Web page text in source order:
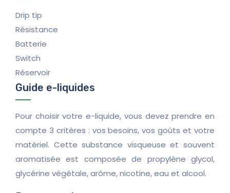
Drip tip
Résistance
Batterie
Switch
Réservoir
Guide e-liquides
Pour choisir votre e-liquide, vous devez prendre en
compte 3 critères : vos besoins, vos goûts et votre
matériel. Cette substance visqueuse et souvent
aromatisée est composée de propylène glycol,
glycérine végétale, arôme, nicotine, eau et alcool.